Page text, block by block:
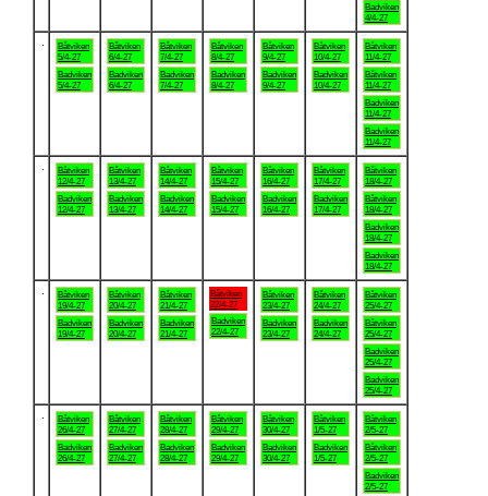
Badviken
4/4-27
Båtviken
5/4-27
Badviken
5/4-27
Båtviken
6/4-27
Badviken
6/4-27
Båtviken
7/4-27
Badviken
7/4-27
Båtviken
8/4-27
Badviken
8/4-27
Båtviken
9/4-27
Badviken
9/4-27
Båtviken
10/4-27
Badviken
10/4-27
Båtviken
11/4-27
Båtviken
11/4-27
Badviken
11/4-27
Badviken
11/4-27
Båtviken
12/4-27
Badviken
12/4-27
Båtviken
13/4-27
Badviken
13/4-27
Båtviken
14/4-27
Badviken
14/4-27
Båtviken
15/4-27
Badviken
15/4-27
Båtviken
16/4-27
Badviken
16/4-27
Båtviken
17/4-27
Badviken
17/4-27
Båtviken
18/4-27
Båtviken
18/4-27
Badviken
18/4-27
Badviken
18/4-27
Båtviken
19/4-27
Badviken
19/4-27
Båtviken
20/4-27
Badviken
20/4-27
Båtviken
21/4-27
Badviken
21/4-27
Båtviken
22/4-27
Badviken
22/4-27
Båtviken
23/4-27
Badviken
23/4-27
Båtviken
24/4-27
Badviken
24/4-27
Båtviken
25/4-27
Båtviken
25/4-27
Badviken
25/4-27
Badviken
25/4-27
Båtviken
26/4-27
Badviken
26/4-27
Båtviken
27/4-27
Badviken
27/4-27
Båtviken
28/4-27
Badviken
28/4-27
Båtviken
29/4-27
Badviken
29/4-27
Båtviken
30/4-27
Badviken
30/4-27
Båtviken
1/5-27
Badviken
1/5-27
Båtviken
2/5-27
Båtviken
2/5-27
Badviken
2/5-27